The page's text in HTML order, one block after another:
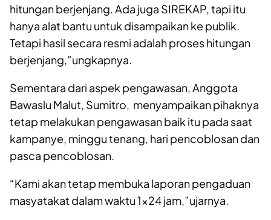
hitungan berjenjang. Ada juga SIREKAP, tapi itu
hanya alat bantu untuk disampaikan ke publik.
Tetapi hasil secara resmi adalah proses hitungan
berjenjang,”ungkapnya.
Sementara dari aspek pengawasan, Anggota
Bawaslu Malut, Sumitro, menyampaikan pihaknya
tetap melakukan pengawasan baik itu pada saat
kampanye, minggu tenang, hari pencoblosan dan
pasca pencoblosan.
“Kami akan tetap membuka laporan pengaduan
masyatakat dalam waktu 1×24 jam,”ujarnya.